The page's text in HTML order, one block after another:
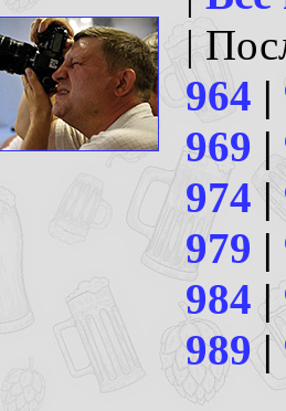
|
964 |
969 |
974|
979 |
984 |
989|